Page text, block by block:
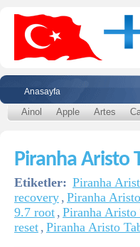
Anasayfa
Ainol Apple Artes
Piranha Aristo
Etiketler: Piranha
recovery , Piranha
9.7 root , Piranha
reset , Piranha Aristo